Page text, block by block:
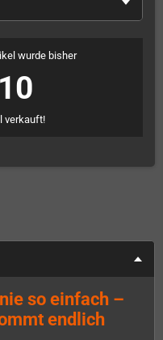
wurde bisher
10
verkauft!
so einfach –
endlich